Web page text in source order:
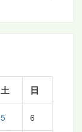
土 日
5 6